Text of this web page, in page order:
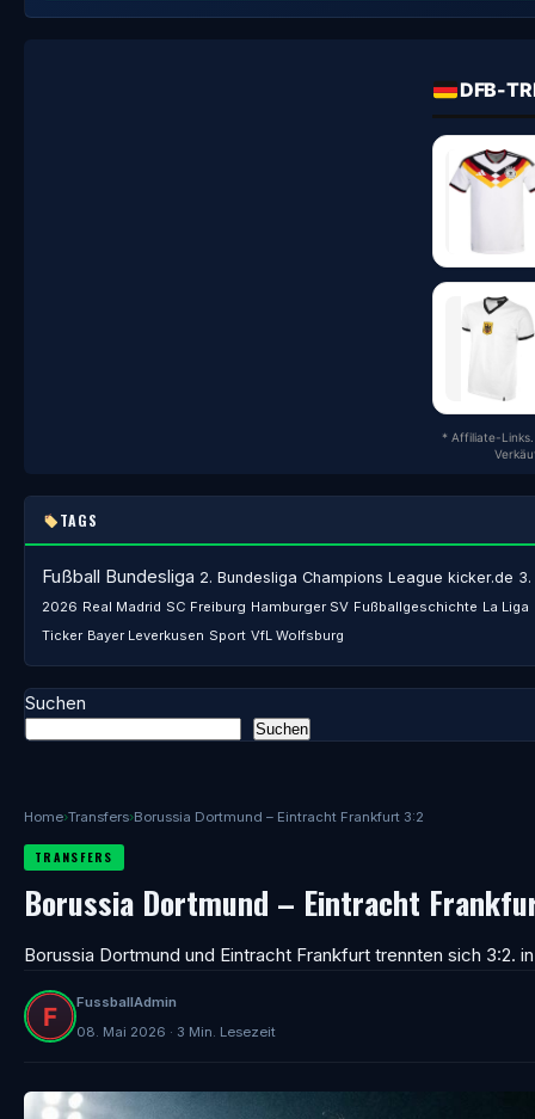
Home›Transfers›Borussia Dortmund – Eintracht Frankfurt 3:2
TRANSFERS
Borussia Dortmund – Eintracht
Borussia Dortmund und Eintracht Frankfurt trennten sich 3:2.
FussballAdmin
08. Mai 2026 · 3 Min. Lesezeit
DFB-
* Affiliate-
TAGS
Fußball Bundesliga 2. Bundesliga Champions League kicker.de 3.
2026 Real Madrid SC Freiburg Hamburger SV Fußballgeschichte La Liga
Ticker Bayer Leverkusen Sport VfL Wolfsburg
Suchen
Suchen